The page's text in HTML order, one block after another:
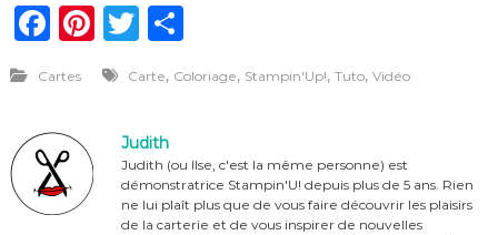
F
c
e
b
o
Pi
n
te
re
st
T
it
te
r
P
ta
er
Cartes Carte, Coloriage, Stampin'Up!, Tuto, Vidéo
Judith
Judith (ou Ilse, c'est la même personne) est
démonstratrice Stampin'U! depuis plus de 5 ans. Rien
ne lui plaît plus que de vous faire découvrir les plaisirs
de la carterie et de vous inspirer de nouvelles